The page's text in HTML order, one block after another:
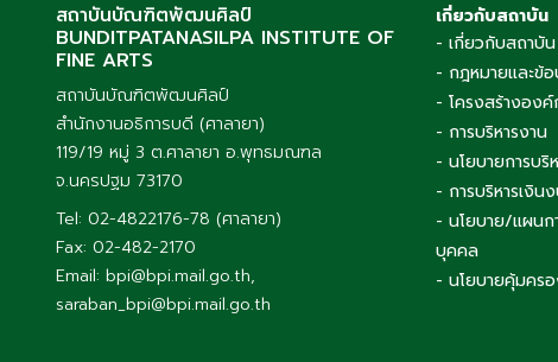
สถาบันบัณฑิตพัฒนศิลป์
BUNDITPATANASILPA INSTITUTE OF
FINE ARTS
สถาบันบัณฑิตพัฒนศิลป์
สำนักงานอธิการบดี (ศาลายา)
119/19 หมู่ 3 ต.ศาลายา อ.พุทธมณฑล
จ.นครปฐม 73170
Tel: 02-4822176-78 (ศาลายา)
Fax: 02-482-2170
Email: bpi@bpi.mail.go.th,
saraban_bpi@bpi.mail.go.th
เกี่ยวกับสถาบัน
- เกี่ยวกับสถาบัน
- กฎหมายและข้
- โครงสร้างองค์
- การบริหารงาน
- นโยบายการบริ
- การบริหารเงิน
- นโยบาย/แผนก
บุคคล
- นโยบายคุ้มคร